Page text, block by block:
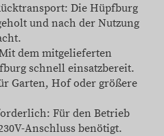
Die Hüpfburg
und nach der Nutzung
dem mitgelieferten
schnell einsatzbereit.
Garten, Hof oder größere
Für den Betrieb
Anschluss benötigt.